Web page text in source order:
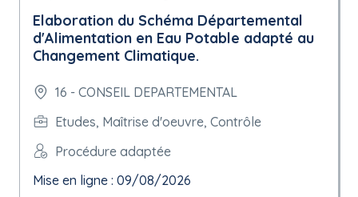
Elaboration du Schéma Départemental
d'Alimentation en Eau Potable adapté au
Changement Climatique.
16 - CONSEIL DEPARTEMENTAL
Etudes, Maîtrise d'oeuvre, Contrôle
Procédure adaptée
Mise en ligne : 09/08/2026